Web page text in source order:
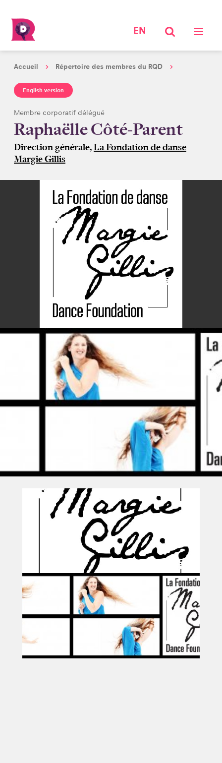
EN
Accueil Répertoire des membres du RQD
English version
Membre corporatif délégué
Raphaëlle Côté-Parent
Direction générale,La Fondation de danse
Margie Gillis